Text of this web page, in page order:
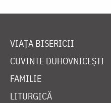
VIAȚA BISERICII
CUVINTE DUHOVNICEȘTI
FAMILIE
LITURGICĂ